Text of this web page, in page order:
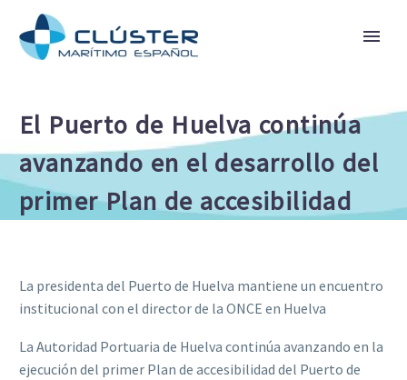
El Puerto de Huelva continúa
avanzando en el desarrollo del
primer Plan de accesibilidad
La presidenta del Puerto de Huelva mantiene un encuentro
institucional con el director de la ONCE en Huelva
La Autoridad Portuaria de Huelva continúa avanzando en la
ejecución del primer Plan de accesibilidad del Puerto de